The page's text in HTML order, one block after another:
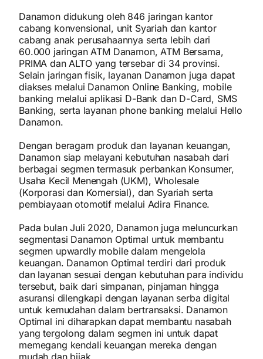
Danamon didukung oleh 846 jaringan kantor
cabang konvensional, unit Syariah dan kantor
cabang anak perusahaannya serta lebih dari
60.000 jaringan ATM Danamon, ATM Bersama,
PRIMA dan ALTO yang tersebar di 34 provinsi.
Selain jaringan fisik, layanan Danamon juga dapat
diakses melalui Danamon Online Banking, mobile
banking melalui aplikasi D-Bank dan D-Card, SMS
Banking, serta layanan phone banking melalui Hello
Danamon.
Dengan beragam produk dan layanan keuangan,
Danamon siap melayani kebutuhan nasabah dari
berbagai segmen termasuk perbankan Konsumer,
Usaha Kecil Menengah (UKM), Wholesale
(Korporasi dan Komersial), dan Syariah serta
pembiayaan otomotif melalui Adira Finance.
Pada bulan Juli 2020, Danamon juga meluncurkan
segmentasi Danamon Optimal untuk membantu
segmen upwardly mobile dalam mengelola
keuangan. Danamon Optimal terdiri dari produk
dan layanan sesuai dengan kebutuhan para individu
tersebut, baik dari simpanan, pinjaman hingga
asuransi dilengkapi dengan layanan serba digital
untuk kemudahan dalam bertransaksi. Danamon
Optimal ini diharapkan dapat membantu nasabah
yang tergolong dalam segmen ini untuk dapat
memegang kendali keuangan mereka dengan